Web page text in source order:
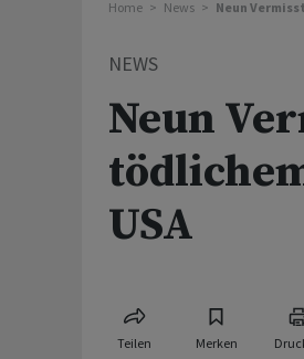
Home News Neun
NEWS
Neun
USA
Teilen Merken